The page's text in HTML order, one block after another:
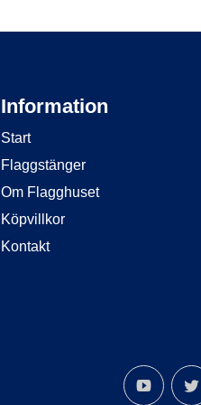
Information
Start
Flaggstänger
Om Flagghuset
Köpvillkor
Kontakt